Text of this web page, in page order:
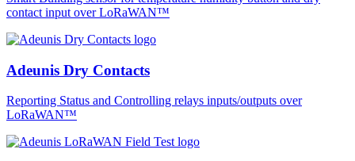
contact input over LoRaWAN™
Adeunis Dry Contacts
Reporting Status and Controlling relays inputs/outputs over
LoRaWAN™